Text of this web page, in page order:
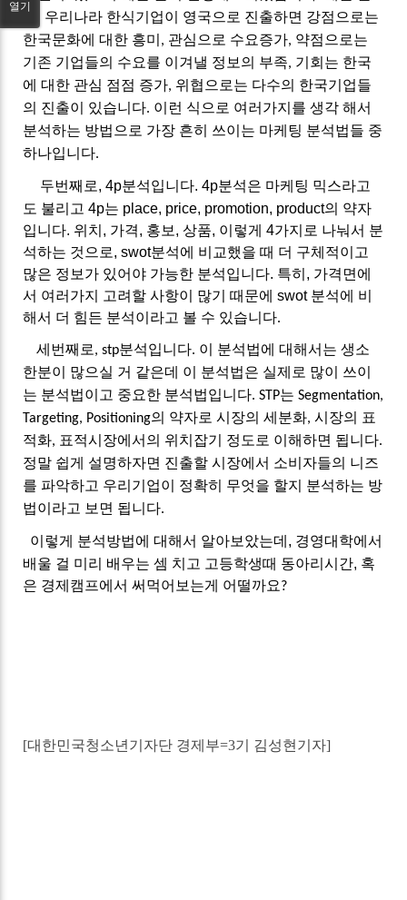
어
우리나라 한식기업이 영국으로 진출하면 강점으로는
한국문화에 대한 흥미 , 관심으로 수요증가, 약점으로는
기존 기업들의 수요를 이겨낼 정보의 부족, 기회는 한국
에 대한 관심 점점 증가, 위협으로는 다수의 한국기업들
의 진출이 있습니다. 이런 식으로 여러가지를 생각 해서
분석하는 방법으로 가장 흔히 쓰이는 마케팅 분석법들 중
하나입니다.
두번째로, 4p분석입니다. 4p분석은 마케팅 믹스라고
도 불리고 4p는 place, price, promotion, product의 약자
입니다. 위치 , 가격, 홍보 ,상품, 이렇게 4가지로 나눠서 분
석하는 것으로, swot분석에 비교했을 때 더 구체적이고
많은 정보가 있어야 가능한 분석입니다. 특히 , 가격면에
서 여러가지 고려할 사항이 많기 때문에 swot 분석에 비
해서 더 힘든 분석이라고 볼 수 있습니다.
세번째로, stp분석입니다. 이 분석법에 대해서는 생소
한분이
많으실 거 같은데 이 분석법은 실제로 많이
쓰이
는 분석법이고 중요한 분석법입니다. STP는 Segmentation,
Targeting, Positioning의 약자로 시장의 세분화,시장의 표
적화, 표적시장에서의 위치잡기 정도로 이해하면 됩니다.
정말 쉽게 설명하자면 진출할 시장에서 소비자들의 니즈
를 파악하고 우리기업이 정확히 무엇을 할지 분석하는 방
법이라고 보면 됩니다.
이렇게 분석방법에 대해서 알아보았는데 , 경영대학에서
배울 걸 미리 배우는 셈 치고 고등학생때 동아리시간, 혹
은 경제캠프에서 써먹어보는게 어떨까요?
[대한민국청소년기자단 경제부=3기 김성현기자]
열기